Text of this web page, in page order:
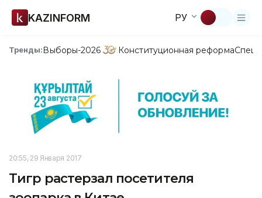
KAZINFORM РУ
Тренды:Выборы-2026 Конституционная реформа
20:55, 29 Января 2017
Тигр растерзал посетителя